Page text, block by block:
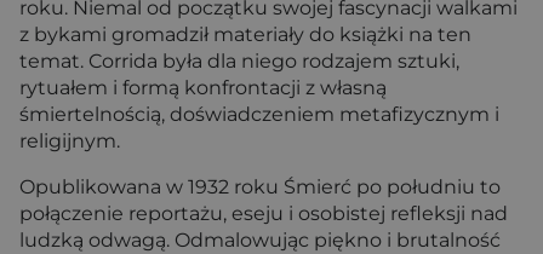
roku. Niemal od początku swojej fascynacji walkami
z bykami gromadził materiały do książki na ten
temat. Corrida była dla niego rodzajem sztuki,
rytuałem i formą konfrontacji z własną
śmiertelnością, doświadczeniem metafizycznym i
religijnym.
Opublikowana w 1932 roku Śmierć po południu to
połączenie reportażu, eseju i osobistej refleksji nad
ludzką odwagą. Odmalowując piękno i brutalność